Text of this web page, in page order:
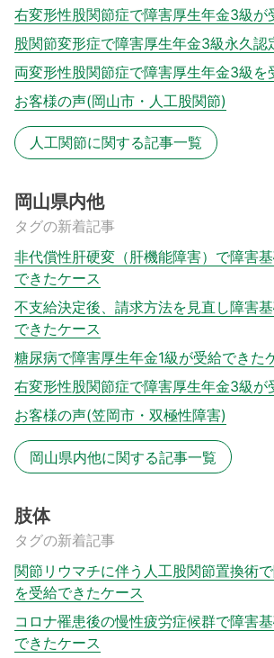
右変形性股関節症で障害厚生年金3級が
股関節変形症で障害厚生年金3級永久認
両変形性股関節症で障害厚生年金3級を
お客様の声(岡山市・人工股関節)
人工関節に関する記事一覧
岡山県内他
タグの新着記事
非代償性肝硬変（肝機能障害）で障害
できたケース
不支給決定後、請求方法を見直し障害
できたケース
糖尿病で障害厚生年金1級が受給できた
右変形性股関節症で障害厚生年金3級が
お客様の声(笠岡市・双極性障害)
岡山県内他に関する記事一覧
肢体
タグの新着記事
関節リウマチに伴う人工股関節置換術
を受給できたケース
コロナ罹患後の慢性疲労症候群で障害
できたケース